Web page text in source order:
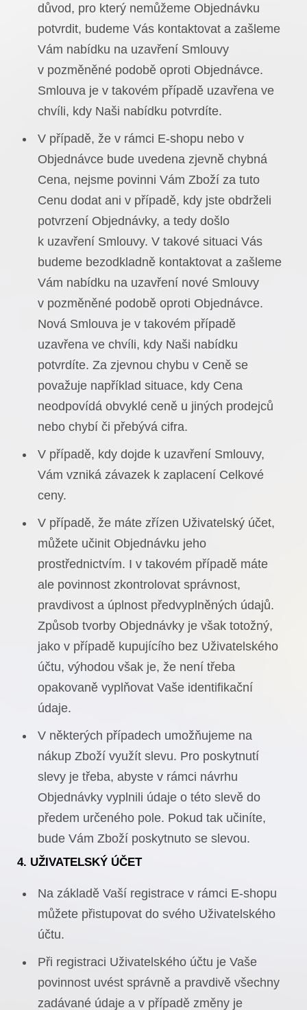
důvod, pro který nemůžeme Objednávku
potvrdit, budeme Vás kontaktovat a zašleme
Vám nabídku na uzavření Smlouvy
v pozměněné podobě oproti Objednávce.
Smlouva je v takovém případě uzavřena ve
chvíli, kdy Naši nabídku potvrdíte.
V případě, že v rámci E-shopu nebo v
Objednávce bude uvedena zjevně chybná
Cena, nejsme povinni Vám Zboží za tuto
Cenu dodat ani v případě, kdy jste obdrželi
potvrzení Objednávky, a tedy došlo
k uzavření Smlouvy. V takové situaci Vás
budeme bezodkladně kontaktovat a zašleme
Vám nabídku na uzavření nové Smlouvy
v pozměněné podobě oproti Objednávce.
Nová Smlouva je v takovém případě
uzavřena ve chvíli, kdy Naši nabídku
potvrdíte. Za zjevnou chybu v Ceně se
považuje například situace, kdy Cena
neodpovídá obvyklé ceně u jiných prodejců
nebo chybí či přebývá cifra.
V případě, kdy dojde k uzavření Smlouvy,
Vám vzniká závazek k zaplacení Celkové
ceny.
V případě, že máte zřízen Uživatelský účet,
můžete učinit Objednávku jeho
prostřednictvím. I v takovém případě máte
ale povinnost zkontrolovat správnost,
pravdivost a úplnost předvyplněných údajů.
Způsob tvorby Objednávky je však totožný,
jako v případě kupujícího bez Uživatelského
účtu, výhodou však je, že není třeba
opakovaně vyplňovat Vaše identifikační
údaje.
V některých případech umožňujeme na
nákup Zboží využít slevu. Pro poskytnutí
slevy je třeba, abyste v rámci návrhu
Objednávky vyplnili údaje o této slevě do
předem určeného pole. Pokud tak učiníte,
bude Vám Zboží poskytnuto se slevou.
4. UŽIVATELSKÝ ÚČET
Na základě Vaší registrace v rámci E-shopu
můžete přistupovat do svého Uživatelského
účtu.
Při registraci Uživatelského účtu je Vaše
povinnost uvést správně a pravdivě všechny
zadávané údaje a v případě změny je